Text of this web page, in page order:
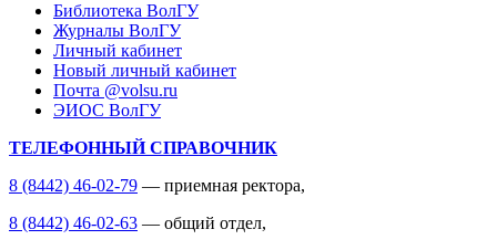
Библиотека ВолГУ
Журналы ВолГУ
Личный кабинет
Новый личный кабинет
Почта @volsu.ru
ЭИОС ВолГУ
ТЕЛЕФОННЫЙ СПРАВОЧНИК
8 (8442) 46-02-79 — приемная ректора,
8 (8442) 46-02-63 — общий отдел,